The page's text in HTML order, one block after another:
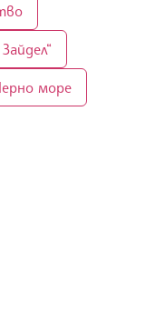
море